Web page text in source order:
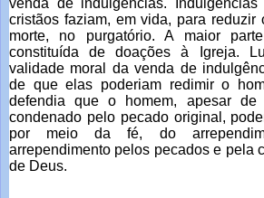
venda de indulgências.
cristãos faziam, em vida, para reduzir
morte, no purgatório. A maior
constituída de doações à Igreja.
validade moral da venda de
de que elas poderiam redimir o
defendia que o homem, apesar de
condenado pelo pecado original,
por meio da fé, do
arrependimento pelos pecados e pela
de Deus.